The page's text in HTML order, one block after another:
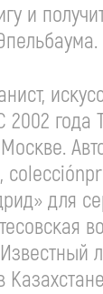
и
,
года
для